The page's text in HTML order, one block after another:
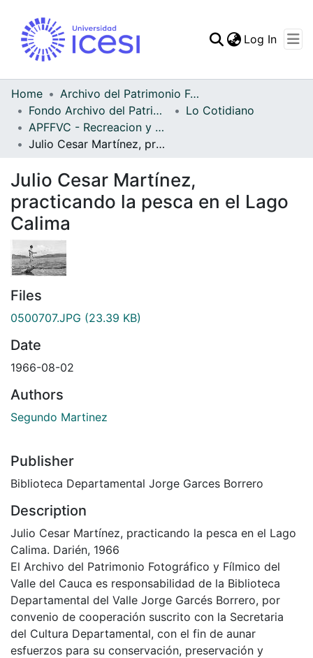
Statistics
Log In
Home
Archivo del Patrimonio Fotográfico y Fílmico del Valle del Cauca
Fondo Archivo del Patrimonio Fotográfico y Fílmico del Valle del Cauca
Lo Cotidiano
APFFVC - Recreacion y Paseo - Patrimonial
Julio Cesar Martínez, practicando la pesca en el Lago Calima
Julio Cesar Martínez,
practicando la pesca en el Lago
Calima
Files
0500707.JPG (23.39 KB)
Date
1966-08-02
Authors
Segundo Martinez
Publisher
Biblioteca Departamental Jorge Garces Borrero
Description
Julio Cesar Martínez, practicando la pesca en el Lago
Calima. Darién, 1966
El Archivo del Patrimonio Fotográfico y Fílmico del
Valle del Cauca es responsabilidad de la Biblioteca
Departamental del Valle Jorge Garcés Borrero, por
convenio de cooperación suscrito con la Secretaria
del Cultura Departamental, con el fin de aunar
esfuerzos para su conservación, preservación y